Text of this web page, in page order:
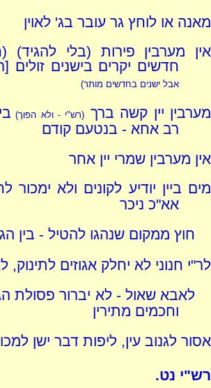
מאנה או לוחץ גר עובר בג' לאוין
אין מערבין פירות (בלי להגיד)
חדשים יקרים בישנים זולים
אבל ישנים בחדשים מותר)
מערבין יין קשה ברך (רש"י - ולא הפוך)
רב אחא - בנטעם קודם
אין מערבין שמרי יין אחר
מים ביין יודיע לקונים ולא ימכור
אא"כ ניכר
חוץ ממקום שנהגו להטיל - בין
לר"י חנוני לא יחלק אגוזים
לאבא שאול - לא יברור פסולת
וחכמים מתירין
אסור לגנוב עין, ליפות דבר ישן
רש"י נט.